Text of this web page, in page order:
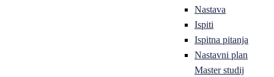
Nastava
Ispiti
Ispitna pitanja
Nastavni plan
Master studij